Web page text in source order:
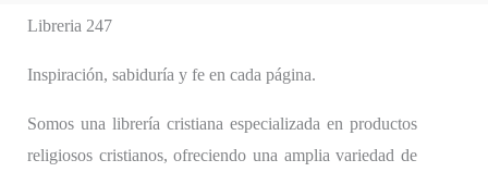
Libreria 247
Inspiración, sabiduría y fe en cada página.
Somos una librería cristiana especializada en productos
religiosos cristianos, ofreciendo una amplia variedad de